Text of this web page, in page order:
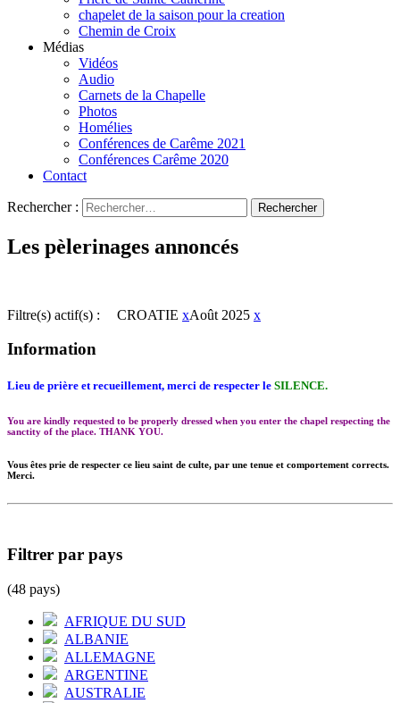
chapelet de la saison pour la creation
Chemin de Croix
Médias
Vidéos
Audio
Carnets de la Chapelle
Photos
Homélies
Conférences de Carême 2021
Conférences Carême 2020
Contact
Rechercher :
Les pèlerinages annoncés
Filtre(s) actif(s) : CROATIE xAoût 2025 x
Information
Lieu de prière et recueillement, merci de respecter le SILENCE.
You are kindly requested to be properly dressed when you enter the chapel respecting the
sanctity of the place. THANK YOU.
Vous êtes prie de respecter ce lieu saint de culte, par une tenue et comportement corrects.
Merci.
Filtrer par pays
(48 pays)
AFRIQUE DU SUD
ALBANIE
ALLEMAGNE
ARGENTINE
AUSTRALIE